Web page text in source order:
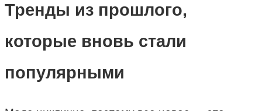
Тренды из прошлого,
которые вновь стали
популярными